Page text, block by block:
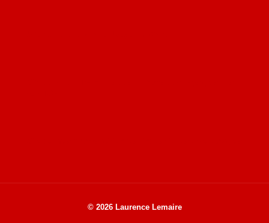
© 2026 Laurence Lemaire